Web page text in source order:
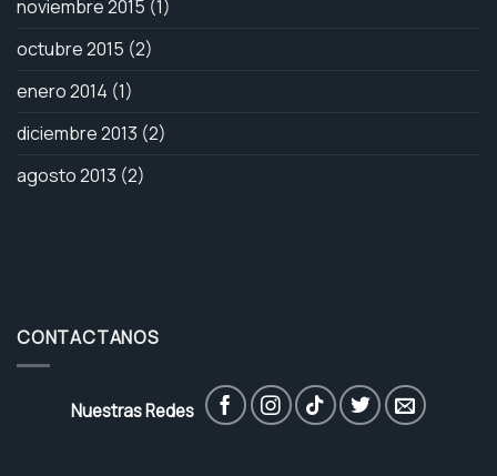
noviembre 2015 (1)
octubre 2015 (2)
enero 2014 (1)
diciembre 2013 (2)
agosto 2013 (2)
CONTACTANOS
Nuestras Redes